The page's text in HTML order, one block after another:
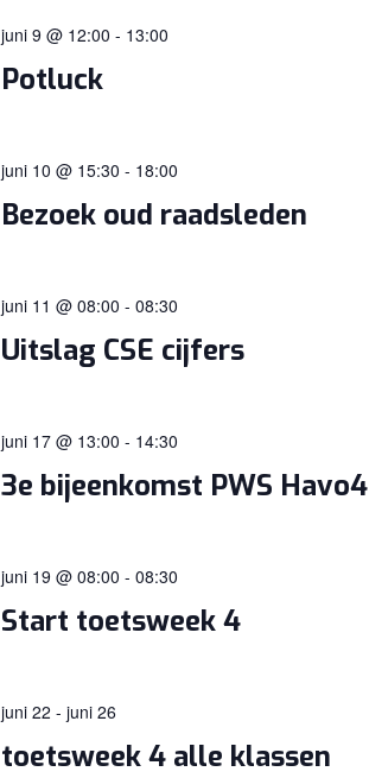
Potluck
juni 9 @ 12:00 - 13:00
Bezoek oud raadsleden
juni 10 @ 15:30 - 18:00
Uitslag CSE cijfers
juni 11 @ 08:00 - 08:30
3e bijeenkomst PWS Havo4
juni 17 @ 13:00 - 14:30
Start toetsweek 4
juni 19 @ 08:00 - 08:30
toetsweek 4 alle klassen
juni 22 - juni 26